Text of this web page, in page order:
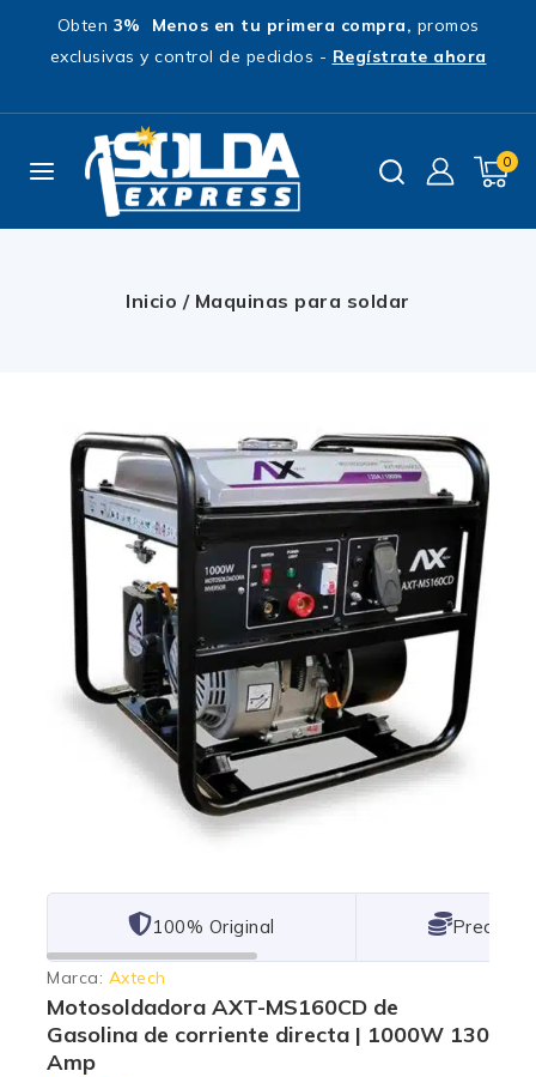
Obten 3% Menos en tu primera compra, promos
exclusivas y control de pedidos - Regístrate ahora
0
Inicio / Maquinas para soldar
101% Original Lowest
Marca: Axtech
Motosoldadora AXT-MS160CD de
Gasolina de corriente directa | 1000W 130
Amp